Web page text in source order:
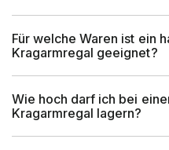
Brancheneignung
Bedienart
Für welche Waren ist ein
Kragarmregal geeignet?
Wie hoch darf ich bei
Kragarmregal lagern?